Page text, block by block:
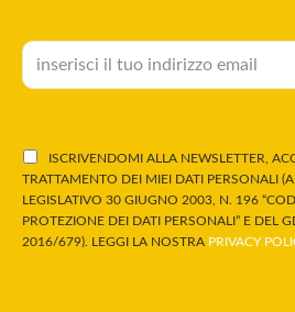
ISCRIVENDOMI ALLA NEWSLETTER,
TRATTAMENTO DEI MIEI DATI PERSONALI
LEGISLATIVO 30 GIUGNO 2003, N. 196
PROTEZIONE DEI DATI PERSONALI” E DEL
2016/679). LEGGI LA NOSTRA PRIVACY